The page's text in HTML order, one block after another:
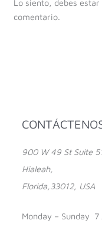
Lo siento, debes estar
comentario.
900 W 49 St Suite
Hialeah,
Florida,33012, USA
Monday – Sunday 7